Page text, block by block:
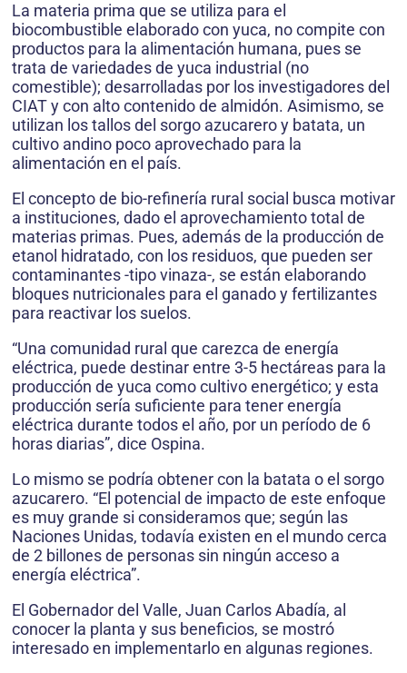
La materia prima que se utiliza para el
biocombustible elaborado con yuca, no compite con
productos para la alimentación humana, pues se
trata de variedades de yuca industrial (no
comestible); desarrolladas por los investigadores del
CIAT y con alto contenido de almidón. Asimismo, se
utilizan los tallos del sorgo azucarero y batata, un
cultivo andino poco aprovechado para la
alimentación en el país.
El concepto de bio-refinería rural social busca motivar
a instituciones, dado el aprovechamiento total de
materias primas. Pues, además de la producción de
etanol hidratado, con los residuos, que pueden ser
contaminantes -tipo vinaza-, se están elaborando
bloques nutricionales para el ganado y fertilizantes
para reactivar los suelos.
“Una comunidad rural que carezca de energía
eléctrica, puede destinar entre 3-5 hectáreas para la
producción de yuca como cultivo energético; y esta
producción sería suficiente para tener energía
eléctrica durante todos el año, por un período de 6
horas diarias”, dice Ospina.
Lo mismo se podría obtener con la batata o el sorgo
azucarero. “El potencial de impacto de este enfoque
es muy grande si consideramos que; según las
Naciones Unidas, todavía existen en el mundo cerca
de 2 billones de personas sin ningún acceso a
energía eléctrica”.
El Gobernador del Valle, Juan Carlos Abadía, al
conocer la planta y sus beneficios, se mostró
interesado en implementarlo en algunas regiones.